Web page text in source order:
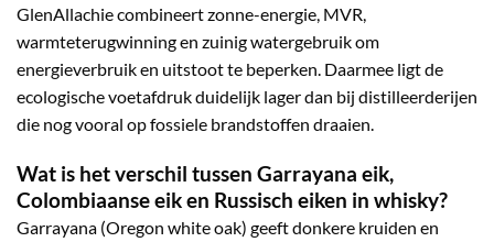
GlenAllachie combineert zonne-energie, MVR,
warmteterugwinning en zuinig watergebruik om
energieverbruik en uitstoot te beperken. Daarmee ligt de
ecologische voetafdruk duidelijk lager dan bij distilleerderijen
die nog vooral op fossiele brandstoffen draaien.
Wat is het verschil tussen Garrayana eik,
Colombiaanse eik en Russisch eiken in whisky?
Garrayana (Oregon white oak) geeft donkere kruiden en